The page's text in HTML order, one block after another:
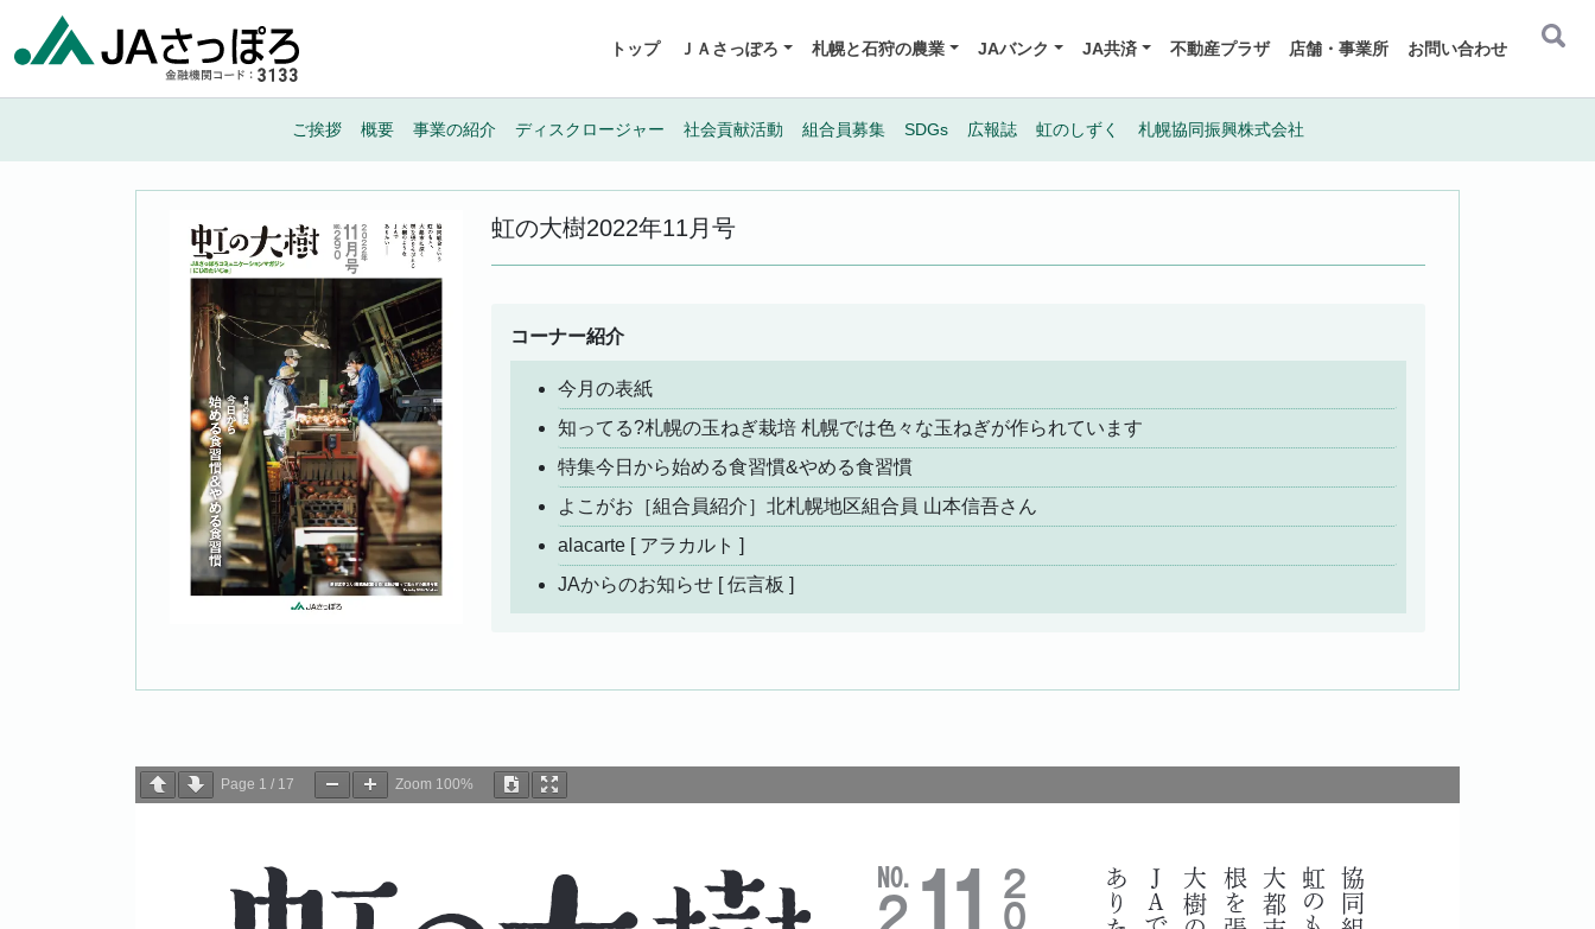
メインナビゲーション トップ ＪＡさっぽろ 札幌と石狩の農業 JAバンク JA共済 不動産プラザ 店舗・事業所 お問い合わせ
ご挨拶 概要 事業の紹介 ディスクロージャー 社会貢献活動 組合員募集 SDGs 広報誌 虹のしずく 札幌協同振興株式会社
虹の大樹2022年11月号
コーナー紹介
今月の表紙
知ってる?札幌の玉ねぎ栽培 札幌では色々な玉ねぎが作られています
特集今日から始める食習慣&やめる食習慣
よこがお［組合員紹介］北札幌地区組合員 山本信吾さん
alacarte [ アラカルト ]
JAからのお知らせ [ 伝言板 ]
Page 1 / 17 Zoom 100%